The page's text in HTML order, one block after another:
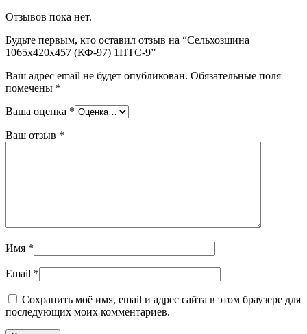
Отзывов пока нет.
Будьте первым, кто оставил отзыв на “Сельхозшина
1065х420х457 (КФ-97) 1ПТС-9”
Ваш адрес email не будет опубликован. Обязательные поля
помечены *
Ваша оценка *
Ваш отзыв *
Имя *
Email *
Сохранить моё имя, email и адрес сайта в этом браузере для
последующих моих комментариев.